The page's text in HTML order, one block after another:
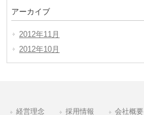
アーカイブ
2012年11月
2012年10月
経営理念 採用情報 会社概要